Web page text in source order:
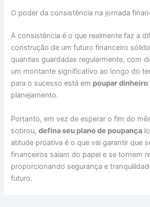
O poder da consistência na jornada
A consistência é o que realmente faz a
construção de um futuro financeiro
quantias guardadas regularmente, com
um montante significativo ao longo do
para o sucesso está em poupar dinheiro
planejamento.
Portanto, em vez de esperar o fim do
sobrou,defina seu plano de poupança
atitude proativa é o que vai garantir que
financeiros saiam do papel e se tornem
proporcionando segurança e
futuro.